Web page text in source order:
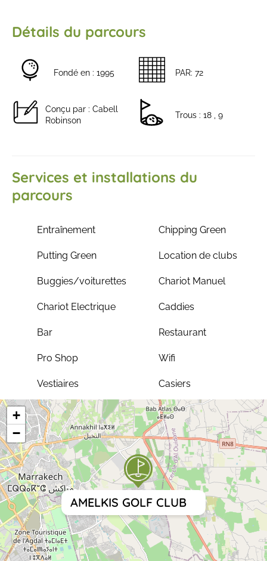
Détails du parcours
Fondé en : 1995 PAR: 72
Conçu par : Cabell
Robinson
Trous : 18 , 9
Services et installations du
parcours
Entraînement Chipping Green
Putting Green Location de clubs
Buggies/voiturettes Chariot Manuel
Chariot Electrique Caddies
Bar Restaurant
Pro Shop Wifi
Vestiaires Casiers
AMELKIS GOLF CLUB
+
−